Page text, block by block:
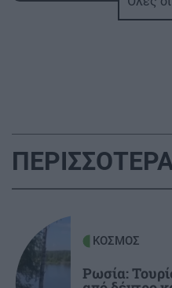
ΑΥΤΟΔΙΟΙΚΗΣΗ
Δήμοι σε απόγνωση:
Αδειάζουν οι δήμοι
GOSSIP - LIFESTYLE
Γιάννης Βαρδής για τα
αείμνηστου πατέρα του
ΚΟΣΜΟΣ
Ρωσία: